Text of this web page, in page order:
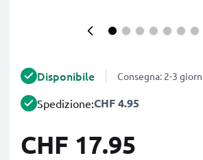
Disponibile Consegna: 2-3
Spedizione:CHF 4.95
CHF 17.95